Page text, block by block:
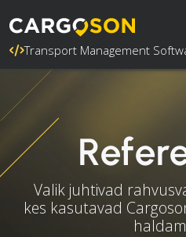
Transport Management
Valik juhtivad
kes kasutavad